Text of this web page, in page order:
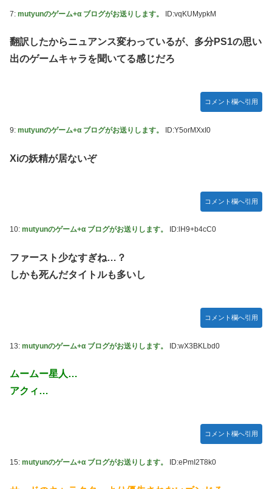
くやつやってるのかなって思ったら相手鴨神やんけ
連合のモルモット部隊の部隊長になりました 第42話
声優のデビュー前の画像が発掘されると良い気がしない奴
【ラブライブ！】
結局おまえらが求める『RPGの理想の主人公』って一体どう
ン」イベントで魅せた透明感【画像】
任天堂が「gamescom 2026」のラインナップを発表！
ジャンポケ斉藤の被害女性「バウムクーヘン売ったり
黒見明香ちゃんの円陣の声出しが凄かった！！！【乃木坂
46】
7: mutyunのゲーム+α ブログがお送りします。 ID:vqKUMypkM
翻訳したからニュアンス変わっているが、多分PS1の思い
出のゲームキャラを聞いてる感じだろ
コメント欄へ引用
9: mutyunのゲーム+α ブログがお送りします。 ID:Y5orMXxI0
Xiの妖精が居ないぞ
コメント欄へ引用
10: mutyunのゲーム+α ブログがお送りします。 ID:lH9+b4cC0
ファースト少なすぎね…？
しかも死んだタイトルも多いし
コメント欄へ引用
13: mutyunのゲーム+α ブログがお送りします。 ID:wX3BKLbd0
ムームー星人…
アクィ…
コメント欄へ引用
15: mutyunのゲーム+α ブログがお送りします。 ID:ePmI2T8k0